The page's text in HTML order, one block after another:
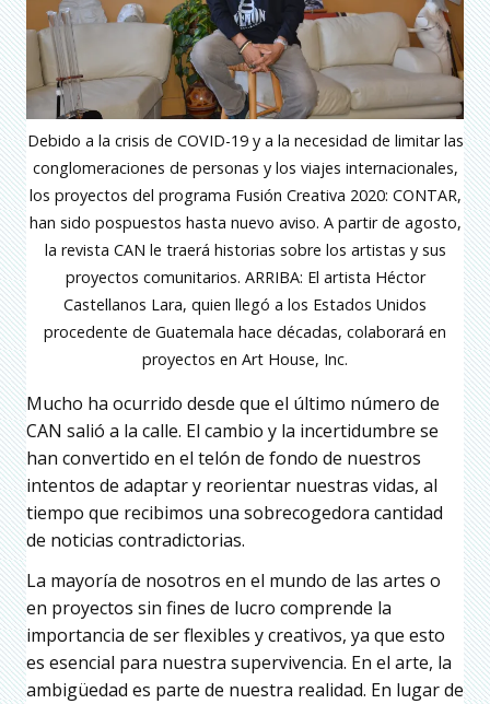
Debido a la crisis de COVID-19 y a la necesidad de limitar las
conglomeraciones de personas y los viajes internacionales,
los proyectos del programa Fusión Creativa 2020: CONTAR,
han sido pospuestos hasta nuevo aviso. A partir de agosto,
la revista CAN le traerá historias sobre los artistas y sus
proyectos comunitarios. ARRIBA: El artista Héctor
Castellanos Lara, quien llegó a los Estados Unidos
procedente de Guatemala hace décadas, colaborará en
proyectos en Art House, Inc.
Mucho ha ocurrido desde que el último número de
CAN salió a la calle. El cambio y la incertidumbre se
han convertido en el telón de fondo de nuestros
intentos de adaptar y reorientar nuestras vidas, al
tiempo que recibimos una sobrecogedora cantidad
de noticias contradictorias.
La mayoría de nosotros en el mundo de las artes o
en proyectos sin fines de lucro comprende la
importancia de ser flexibles y creativos, ya que esto
es esencial para nuestra supervivencia. En el arte, la
ambigüedad es parte de nuestra realidad. En lugar de